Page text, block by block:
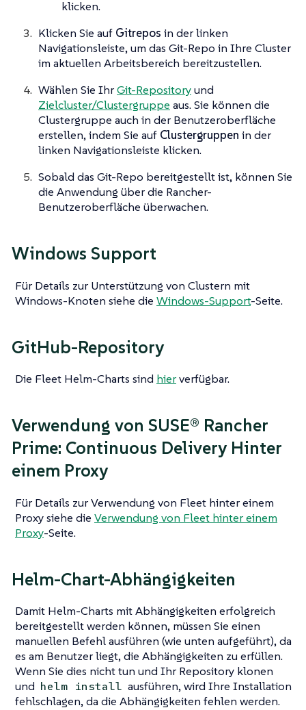
klicken.
Klicken Sie auf Gitrepos in der linken
Navigationsleiste, um das Git-Repo in Ihre Cluster
im aktuellen Arbeitsbereich bereitzustellen.
Wählen Sie IhrGit-Repositoryund
Zielcluster/Clustergruppe aus. Sie können die
Clustergruppe auch in der Benutzeroberfläche
erstellen, indem Sie auf Clustergruppen in der
linken Navigationsleiste klicken.
Sobald das Git-Repo bereitgestellt ist, können Sie
die Anwendung über die Rancher-
Benutzeroberfläche überwachen.
Windows Support
Für Details zur Unterstützung von Clustern mit
Windows-Knoten siehe die Windows-Support-Seite.
GitHub-Repository
Die Fleet Helm-Charts sind hierverfügbar.
Verwendung von SUSE® Rancher
Prime: Continuous Delivery Hinter
einem Proxy
Für Details zur Verwendung von Fleet hinter einem
Proxy siehe die Verwendung von Fleet hinter einem
Proxy-Seite.
Helm-Chart-Abhängigkeiten
Damit Helm-Charts mit Abhängigkeiten erfolgreich
bereitgestellt werden können, müssen Sie einen
manuellen Befehl ausführen (wie unten aufgeführt), da
es am Benutzer liegt, die Abhängigkeiten zu erfüllen.
Wenn Sie dies nicht tun und Ihr Repository klonen
und helm install ausführen, wird Ihre Installation
fehlschlagen, da die Abhängigkeiten fehlen werden.